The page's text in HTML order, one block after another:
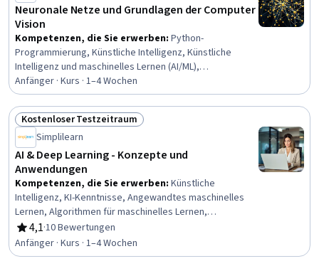
Neuronale Netze und Grundlagen der Computer
Vision
Kompetenzen, die Sie erwerben: Python-
Programmierung, Künstliche Intelligenz, Künstliche
Intelligenz und maschinelles Lernen (AI/ML),
Angewandtes maschinelles Lernen, Bewertung des
Modells, Rekurrente Neuronale Netze (RNNs), Künstliche
neuronale Netze, Tiefes Lernen, Matplotlib,
Datenvisualisierung, NumPy, Bildanalyse, Lernen
übertragen, PyTorch (Bibliothek für maschinelles
Lernen), Maschinelles Lernen, Computer Vision, Modell
Ausbildung, Modell-Optimierung, Datenwissenschaft,
Faltungsneuronale Netze
Anfänger · Kurs · 1–4 Wochen
Status: Kostenloser Testzeitraum
Kostenloser Testzeitraum
Simplilearn
AI & Deep Learning - Konzepte und
Anwendungen
Kompetenzen, die Sie erwerben: Künstliche
Intelligenz, KI-Kenntnisse, Angewandtes maschinelles
Lernen, Algorithmen für maschinelles Lernen,
Tensorflow, Reinforcement Learning, Künstliche
neuronale Netze, Tiefes Lernen, Methoden des
maschinellen Lernens, Verantwortungsvolle AI,
4,1
Bewertung, 4,1 von 5 Sternen
·10 Bewertungen
Anfänger · Kurs · 1–4 Wochen